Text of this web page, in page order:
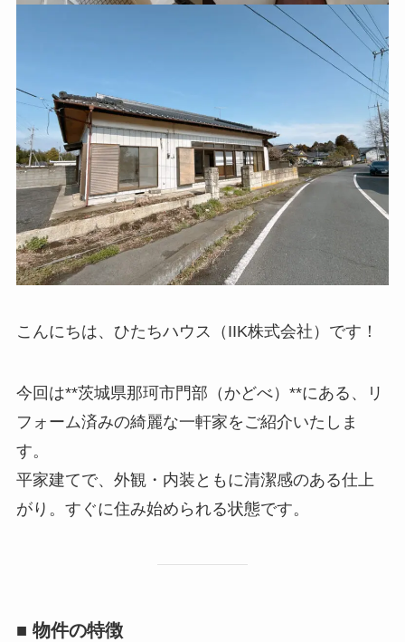
こんにちは、ひたちハウス（IIK株式会社）です！
今回は**茨城県那珂市門部（かどべ）**にある、リ
フォーム済みの綺麗な一軒家をご紹介いたしま
す。
平家建てで、外観・内装ともに清潔感のある仕上
がり。すぐに住み始められる状態です。
■ 物件の特徴